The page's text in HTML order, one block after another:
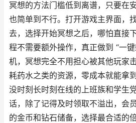
冥想的方法门槛低到离谱，只要在
也简单到不行。打开游戏主界面，
去，选择开始冥想之后，哪怕直接
程不需要额外操作，真正做到 “一
机，冥想完全不用担心被其他玩家
耗药水之类的资源，零成本就能拿
没时刻长时刻在线的上班族和学生
话，除了记得及时领取不溢出，会
的金币和钻石储备，选择最合适